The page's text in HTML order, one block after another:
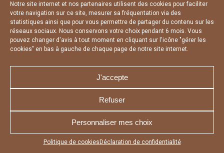
Notre site internet et nos partenaires utilisent des cookies pour faciliter
votre navigation sur ce site, mesurer sa fréquentation via des
statistiques ainsi que pour vous permettre de partager du contenu sur les
réseaux sociaux. Nous conservons votre choix pendant 6 mois. Vous
pouvez changer d'avis à tout moment en cliquant sur l'icône "gérer les
cookies" en bas à gauche de chaque page de notre site internet.
J'accepte
Refuser
Personnaliser mes choix
Politique de cookies Déclaration de confidentialité
Appuyez sur le bouton partager en bas de votre
NOUS CONTACTER
MENTIONS LÉGALES
CHARTE DE CONFIDENTIALITÉ
DÉCLARATION DE CONFIDENTIALITÉ
POLITIQUE D’UTILISATION DES COOKIES
RÉALISÉ PAR L’AGENCE WEB A3 WEB